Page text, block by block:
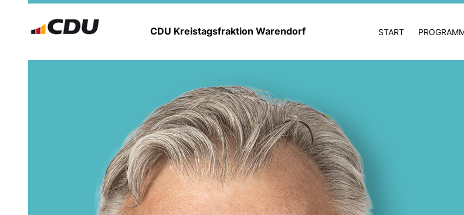
CDU Kreistagsfraktion Warendorf START